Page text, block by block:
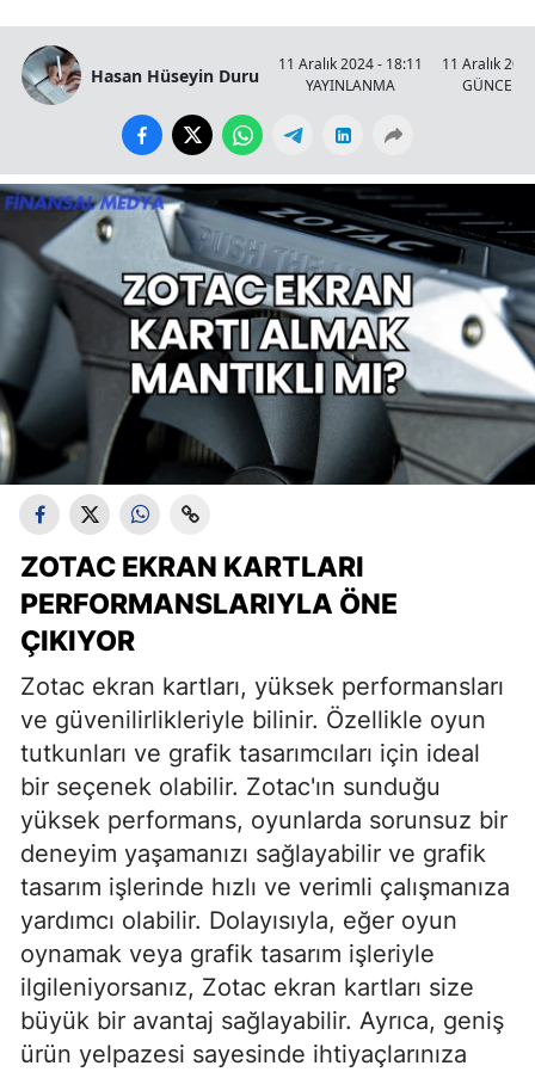
Hasan Hüseyin Duru
11 Aralık 2024 - 18:11
YAYINLANMA
11 Aralık
ZOTAC EKRAN KARTLARI
PERFORMANSLARIYLA ÖNE
ÇIKIYOR
Zotac ekran kartları, yüksek performansları
ve güvenilirlikleriyle bilinir. Özellikle oyun
tutkunları ve grafik tasarımcıları için ideal
bir seçenek olabilir. Zotac'ın sunduğu
yüksek performans, oyunlarda sorunsuz bir
deneyim yaşamanızı sağlayabilir ve grafik
tasarım işlerinde hızlı ve verimli çalışmanıza
yardımcı olabilir. Dolayısıyla, eğer oyun
oynamak veya grafik tasarım işleriyle
ilgileniyorsanız, Zotac ekran kartları size
büyük bir avantaj sağlayabilir. Ayrıca, geniş
ürün yelpazesi sayesinde ihtiyaçlarınıza